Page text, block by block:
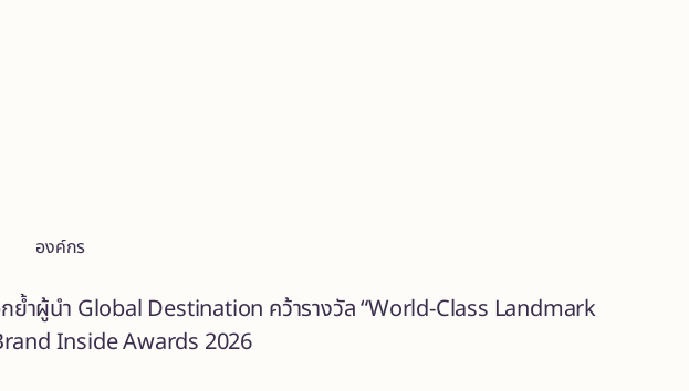
องค์กร
ย้ำผู้นำ Global Destination คว้ารางวัล “World-Class Landmark
Inside Awards 2026